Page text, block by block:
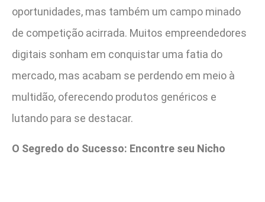
oportunidades, mas também um campo minado
de competição acirrada. Muitos empreendedores
digitais sonham em conquistar uma fatia do
mercado, mas acabam se perdendo em meio à
multidão, oferecendo produtos genéricos e
lutando para se destacar.
O Segredo do Sucesso: Encontre seu Nicho